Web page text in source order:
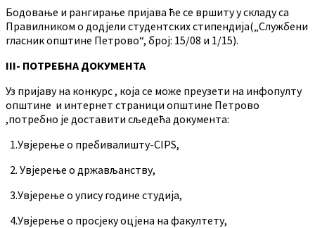
Бодовање и рангирање пријава ће се вршиту у складу са
Правилником о додјели студентских стипендија(„Службени
гласник општине Петрово“, број: 15/08 и 1/15).
III- ПОТРЕБНА ДОКУМЕНТА
Уз пријаву на конкурс , која се може преузети на инфопулту
општине и интернет страници општине Петрово
,потребно је доставити сљедећа документа:
1.Увјерење о пребивалишту-CIPS,
2. Увјерење о држављанству,
3.Увјерење о упису године студија,
4.Увјерење о просјеку оцјена на факултету,